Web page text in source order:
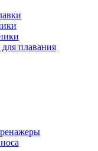
плавания